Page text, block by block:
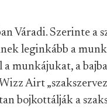
Váradi. Szerinte a
leginkább a
a munkájukat, a
Airt
bojkottálják a